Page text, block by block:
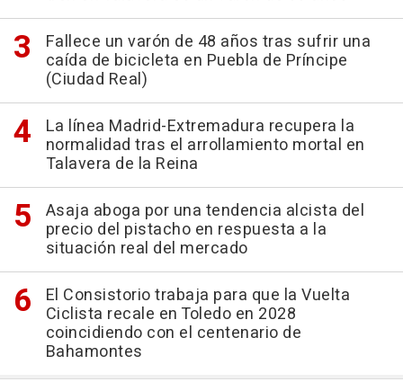
Fallece un varón de 48 años tras sufrir una
caída de bicicleta en Puebla de Príncipe
(Ciudad Real)
La línea Madrid-Extremadura recupera la
normalidad tras el arrollamiento mortal en
Talavera de la Reina
Asaja aboga por una tendencia alcista del
precio del pistacho en respuesta a la
situación real del mercado
El Consistorio trabaja para que la Vuelta
Ciclista recale en Toledo en 2028
coincidiendo con el centenario de
Bahamontes